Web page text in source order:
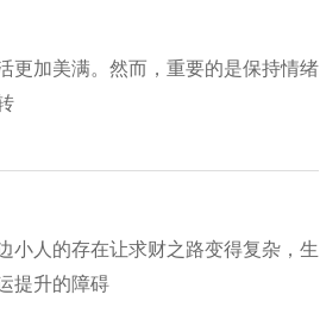
更加美满。然而，重要的是保持情绪
小人的存在让求财之路变得复杂，生
提升的障碍